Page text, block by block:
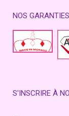
NOS GARANTIES
S'INSCRIRE À